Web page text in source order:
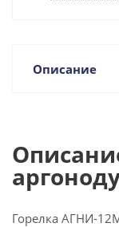
Описание
Горелка АГНИ-